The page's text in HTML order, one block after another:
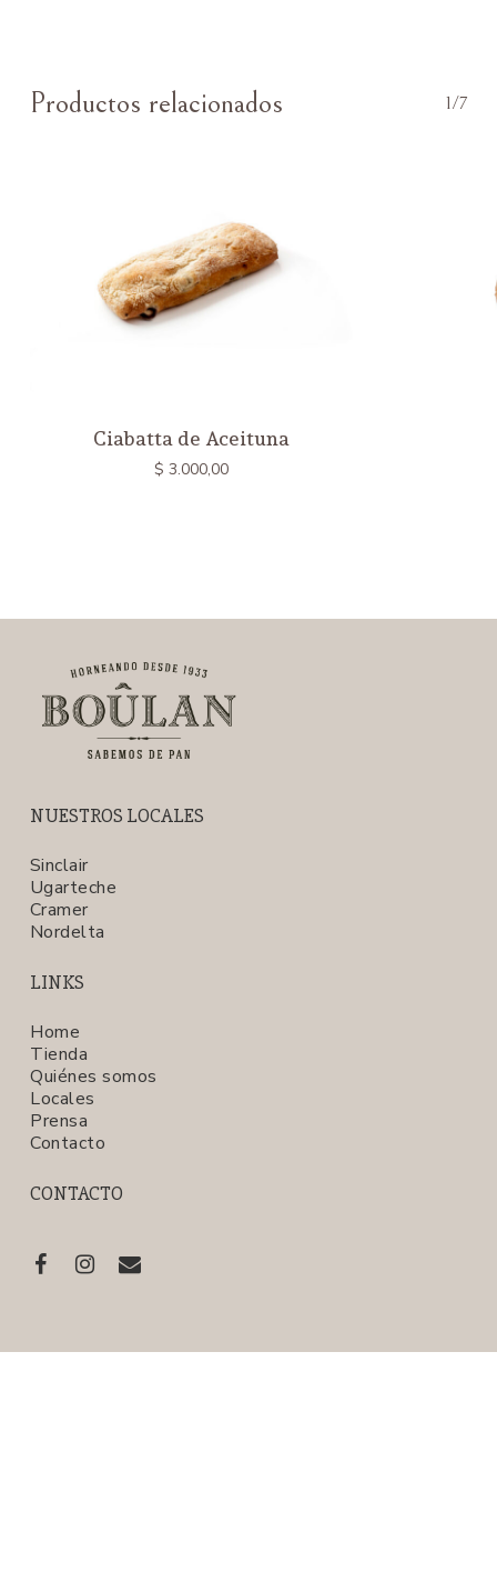
Productos relacionados 1/7
Ciabatta de Aceituna
$ 3.000,00
NUESTROS LOCALES
Sinclair
Ugarteche
Cramer
Nordelta
LINKS
Home
Tienda
Quiénes somos
Locales
Prensa
Contacto
CONTACTO